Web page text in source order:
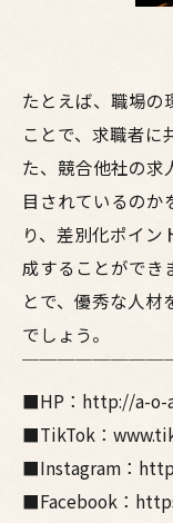
たとえば、職場の
ことで、求職者に
た、競合他社の求
目されているのか
り、差別化ポイン
成することができ
とで、優秀な人材
でしょう。
￣￣￣￣￣￣￣￣
■HP：http://a-o-
■TikTok：
■Instagram：
■Facebook：